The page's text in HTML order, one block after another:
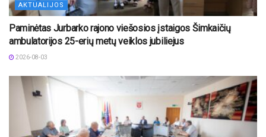
AKTUALIJOS
Paminėtas Jurbarko rajono viešosios įstaigos Šimkaičių
ambulatorijos 25-erių metų veiklos jubiliejus
2026-08-03